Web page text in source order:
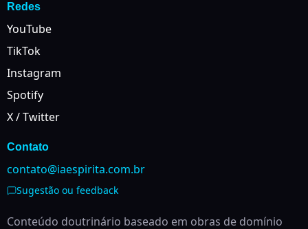
Redes
YouTube
TikTok
Instagram
Spotify
X / Twitter
Contato
contato@iaespirita.com.br
Sugestão ou feedback
Conteúdo doutrinário baseado em obras de domínio